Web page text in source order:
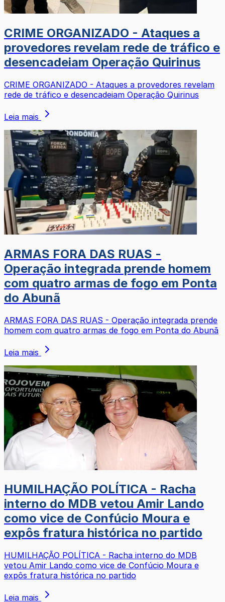
CRIME ORGANIZADO - Ataques a
provedores revelam rede de tráfico e
desencadeiam Operação Quirinus
CRIME ORGANIZADO - Ataques a provedores revelam
rede de tráfico e desencadeiam Operação Quirinus
Leia mais
ARMAS FORA DAS RUAS -
Operação integrada prende homem
com quatro armas de fogo em Ponta
do Abunã
ARMAS FORA DAS RUAS - Operação integrada prende
homem com quatro armas de fogo em Ponta do Abunã
Leia mais
HUMILHAÇÃO POLÍTICA - Racha
interno do MDB vetou Amir Lando
como vice de Confúcio Moura e
expôs fratura histórica no partido
HUMILHAÇÃO POLÍTICA - Racha interno do MDB
vetou Amir Lando como vice de Confúcio Moura e
expôs fratura histórica no partido
Leia mais